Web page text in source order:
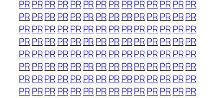
PRPRPRPRPR PRPRPRPRPRPRPR PRPR
PRPRPRPRPR PRPRPRPRPRPRPR PRPR
PRPRPRPRPR PRPRPRPRPRPRPR PRPR
PRPRPRPRPR PRPRPRPRPRPRPR PRPR
PRPRPRPRPR PRPRPRPRPRPRPR PRPR
PRPRPRPRPR PRPRPRPRPRPRPR PRPR
PRPRPRPRPR PRPRPRPRPRPRPR PRPR
PRPRPRPRPR PRPRPRPRPRPRPR PRPR